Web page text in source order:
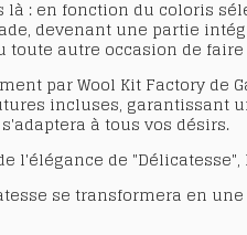
là : en fonction du coloris
devenant une partie
toute autre occasion de
par Wool Kit Factory de
incluses, garantissant
à tous vos désirs.
l'élégance de
se transformera en